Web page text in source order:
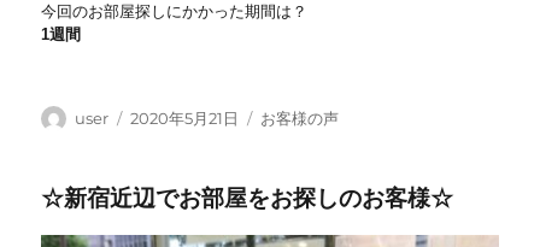
今回のお部屋探しにかかった期間は？
1週間
投
user
投
2020年5月21日
カ
リ
お客様の声
☆新宿近辺でお部屋をお探しのお客様☆